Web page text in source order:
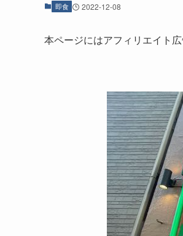
即食 2022-12-08
本ページにはアフィリエイト